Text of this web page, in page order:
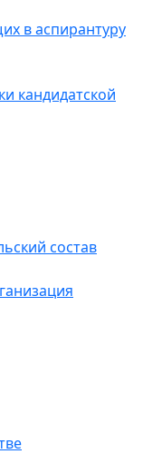
в аспирантуру
кандидатской
состав